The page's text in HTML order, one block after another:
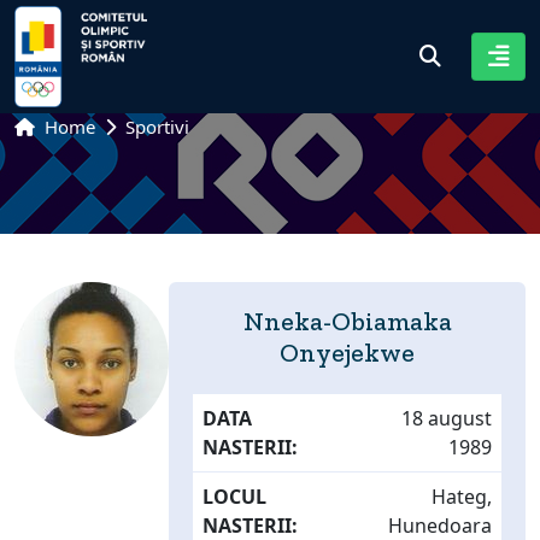
Home Sportivi
Nneka-Obiamaka
Onyejekwe
DATA
NASTERII:
18 august
1989
LOCUL
NASTERII:
Hateg,
Hunedoara